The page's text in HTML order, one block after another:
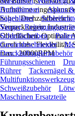
Aufnahme eingespannt
hohen Drehzahlbereich.
Verpackungen:
Oberflächen. Optimale
durch hohe Flexibilität.
max.: 20000RPM
Drahtbürsten
Akkus &
Sägeblätter
Sauger,
Schleifscheiben
Gewindeschneider
Druckluftnaglerzubehör
Führungsschienen
Rührer
Tackernägel
Schweißzubehör
Maschinen Ersatzteile